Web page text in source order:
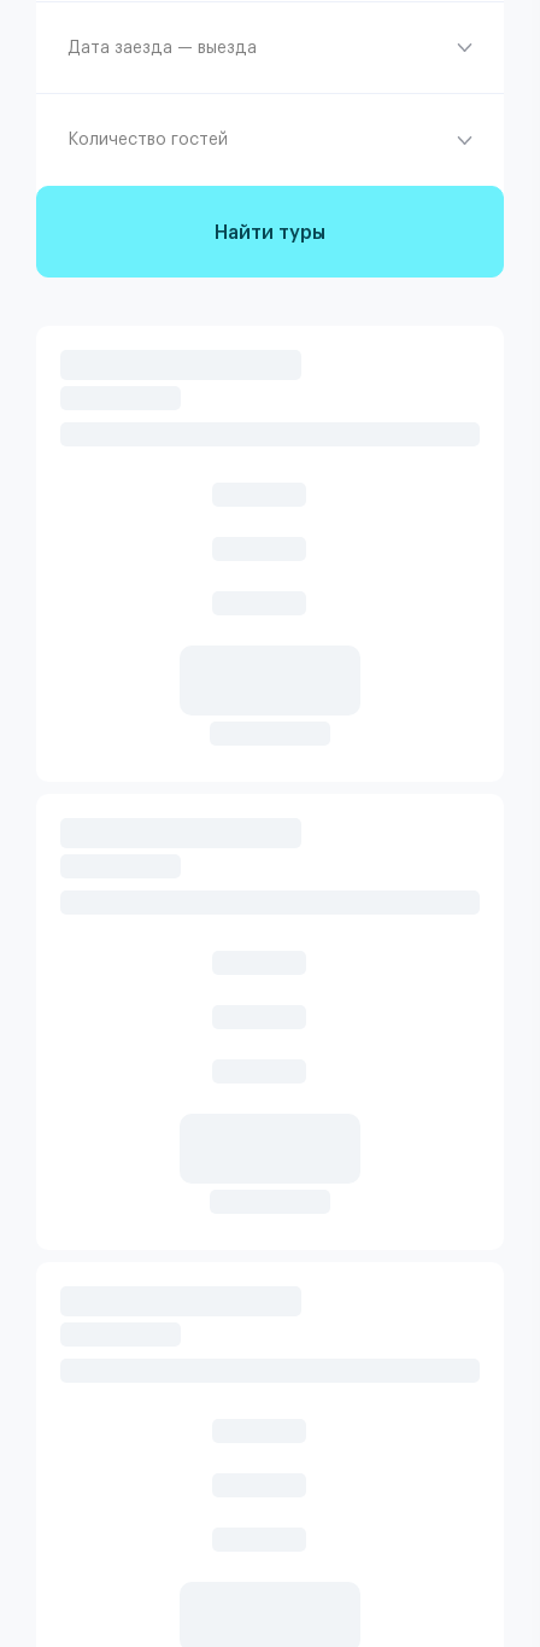
Дата заезда — выезда
Количество гостей
Найти туры